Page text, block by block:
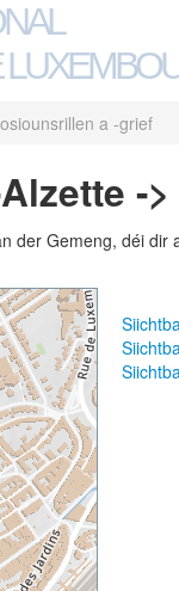
a -grief
-
der Gemeng, déi